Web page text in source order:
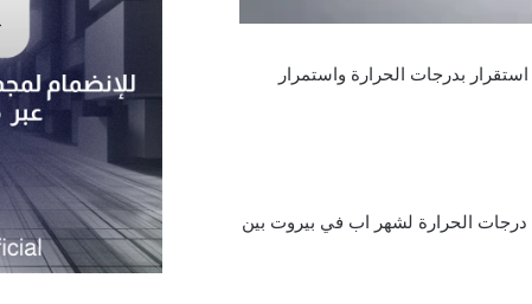
بدرجات الحرارة واستمرار
الحرارة لشهر اب في بيروت بين